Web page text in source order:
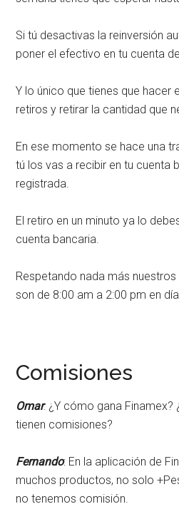
Si tú desactivas la reinversión
poner el efectivo en tu cuenta
Y lo único que tienes que hacer
retiros y retirar la cantidad que
En ese momento se hace una
tú los vas a recibir en tu cuenta
registrada.
El retiro en un minuto ya lo
cuenta bancaria.
Respetando nada más
son de 8:00 am a 2:00 pm en
Comisiones
Omar: ¿Y cómo gana Finamex?
tienen comisiones?
Fernando: En la aplicación de
muchos productos, no solo
no tenemos comisión.